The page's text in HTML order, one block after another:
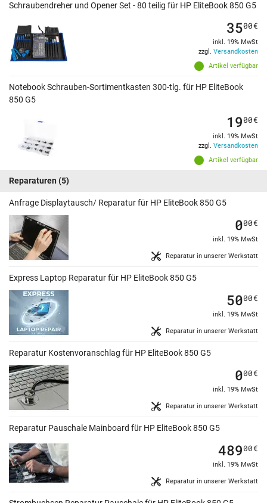
Schraubendreher und Opener Set - 80 teilig für HP EliteBook 850 G5
Artikel verfügbar
3500€
inkl. 19% MwSt
zzgl. Versandkosten
Notebook Schrauben-Sortimentkasten 300-tlg. für HP EliteBook
850 G5
Artikel verfügbar
1900€
inkl. 19% MwSt
zzgl. Versandkosten
Reparaturen (5)
Anfrage Displaytausch/ Reparatur für HP EliteBook 850 G5
Reparatur in unserer Werkstatt
000€
inkl. 19% MwSt
Express Laptop Reparatur für HP EliteBook 850 G5
Reparatur in unserer Werkstatt
5000€
inkl. 19% MwSt
Reparatur Kostenvoranschlag für HP EliteBook 850 G5
Reparatur in unserer Werkstatt
000€
inkl. 19% MwSt
Reparatur Pauschale Mainboard für HP EliteBook 850 G5
Reparatur in unserer Werkstatt
48900€
inkl. 19% MwSt